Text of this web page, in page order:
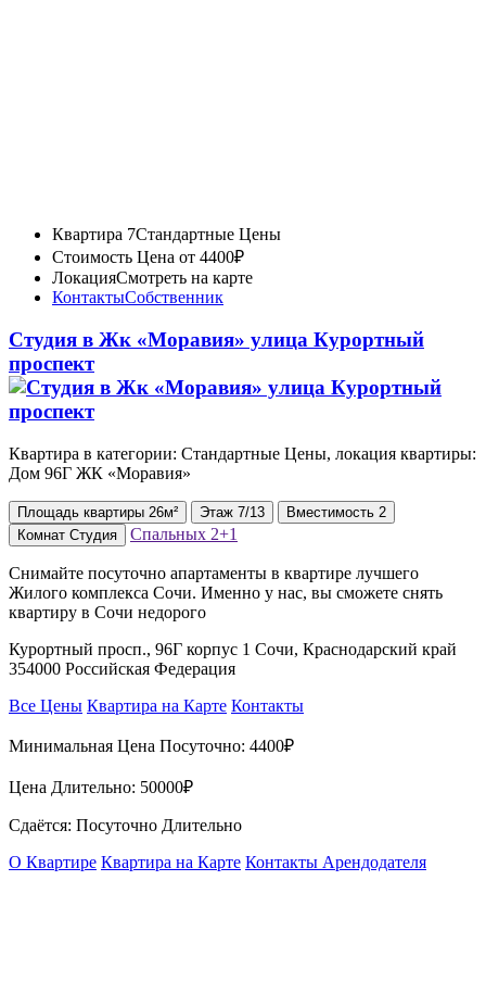
Квартира 7Стандартные Цены
Стоимость Цена от 4400₽
ЛокацияСмотреть на карте
КонтактыСобственник
Студия в Жк «Моравия» улица Курортный
проспект
Квартира в категории: Стандартные Цены, локация квартиры:
Дом 96Г ЖК «Моравия»
Площадь квартиры 26м² Этаж 7/13 Вместимость 2
Комнат Студия Спальных 2+1
Снимайте посуточно апартаменты в квартире лучшего
Жилого комплекса Сочи. Именно у нас, вы сможете снять
квартиру в Сочи недорого
Курортный просп., 96Г корпус 1 Сочи, Краснодарский край
354000 Российская Федерация
Все Цены Квартира на Карте Контакты
Минимальная Цена Посуточно: 4400₽
Цена Длительно: 50000₽
Сдаётся: Посуточно Длительно
О Квартире Квартира на Карте Контакты Арендодателя